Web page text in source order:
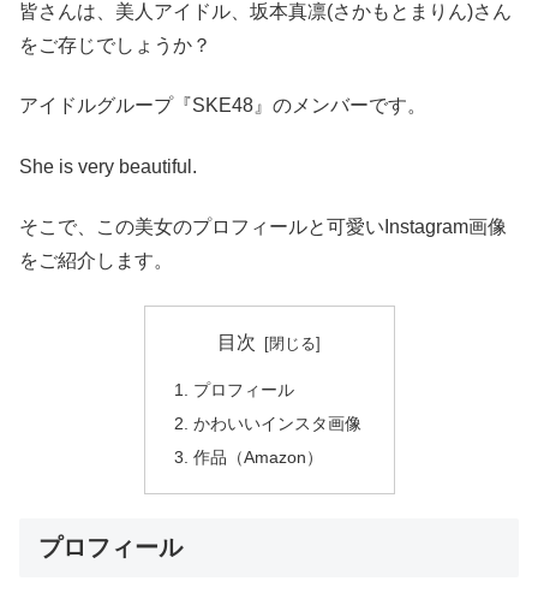
皆さんは、美人アイドル、坂本真凛(さかもとまりん)さん
をご存じでしょうか？
アイドルグループ『SKE48』のメンバーです。
She is very beautiful.
そこで、この美女のプロフィールと可愛いInstagram画像
をご紹介します。
目次
プロフィール
かわいいインスタ画像
作品（Amazon）
プロフィール